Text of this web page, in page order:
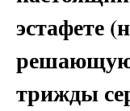
эстафете
решающую
трижды